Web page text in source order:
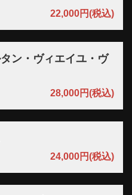
22,000円(税込)
ン・ヴィエイユ・ヴ
28,000円(税込)
24,000円(税込)